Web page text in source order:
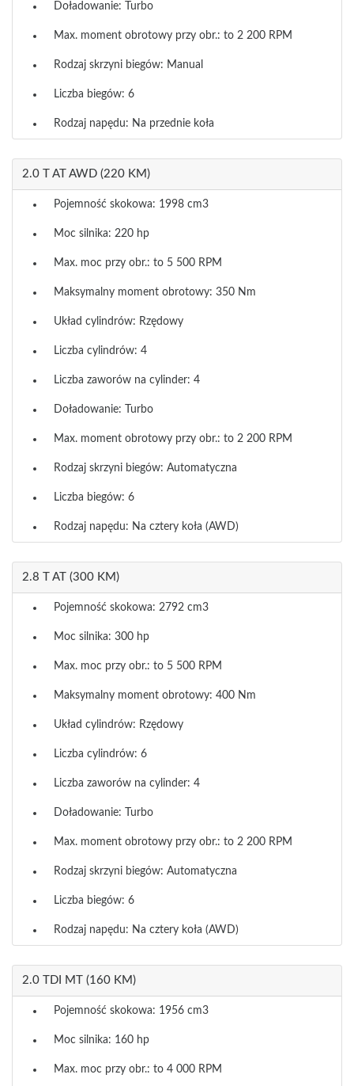
Doładowanie: Turbo
Max. moment obrotowy przy obr.: to 2 200 RPM
Rodzaj skrzyni biegów: Manual
Liczba biegów: 6
Rodzaj napędu: Na przednie koła
2.0 T AT AWD (220 KM)
Pojemność skokowa: 1998 cm3
Moc silnika: 220 hp
Max. moc przy obr.: to 5 500 RPM
Maksymalny moment obrotowy: 350 Nm
Układ cylindrów: Rzędowy
Liczba cylindrów: 4
Liczba zaworów na cylinder: 4
Doładowanie: Turbo
Max. moment obrotowy przy obr.: to 2 200 RPM
Rodzaj skrzyni biegów: Automatyczna
Liczba biegów: 6
Rodzaj napędu: Na cztery koła (AWD)
2.8 T AT (300 KM)
Pojemność skokowa: 2792 cm3
Moc silnika: 300 hp
Max. moc przy obr.: to 5 500 RPM
Maksymalny moment obrotowy: 400 Nm
Układ cylindrów: Rzędowy
Liczba cylindrów: 6
Liczba zaworów na cylinder: 4
Doładowanie: Turbo
Max. moment obrotowy przy obr.: to 2 200 RPM
Rodzaj skrzyni biegów: Automatyczna
Liczba biegów: 6
Rodzaj napędu: Na cztery koła (AWD)
2.0 TDI MT (160 KM)
Pojemność skokowa: 1956 cm3
Moc silnika: 160 hp
Max. moc przy obr.: to 4 000 RPM